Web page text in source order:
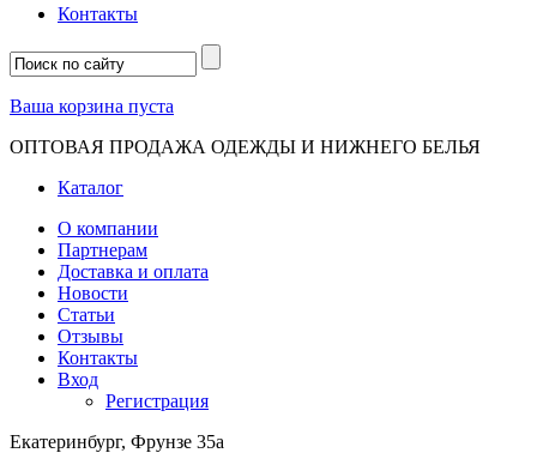
Контакты
Ваша корзина пуста
ОПТОВАЯ ПРОДАЖА ОДЕЖДЫ И НИЖНЕГО БЕЛЬЯ
Каталог
О компании
Партнерам
Доставка и оплата
Новости
Статьи
Отзывы
Контакты
Вход
Регистрация
Екатеринбург, Фрунзе 35а